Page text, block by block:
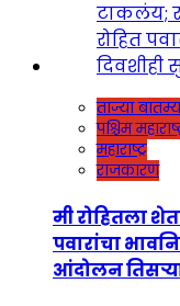
ताज्या
पश्चिम
महाराष्ट्र
राजकारण
मी रोहितला
पवारांचा
आंदोलन